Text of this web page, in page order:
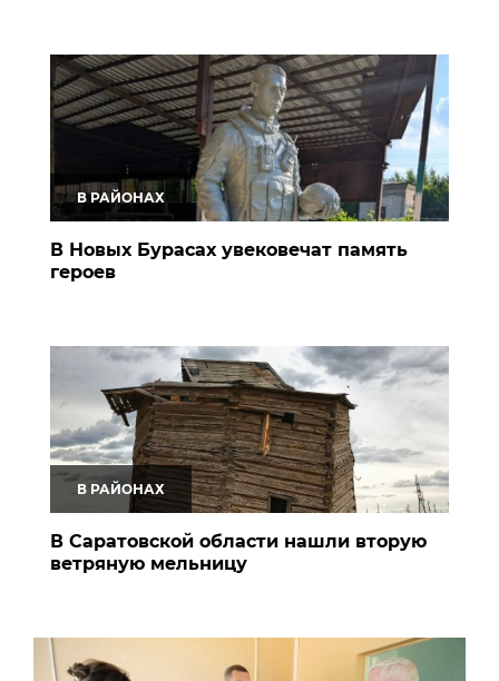
В РАЙОНАХ
В Новых Бурасах увековечат память
героев
В РАЙОНАХ
В Саратовской области нашли вторую
ветряную мельницу